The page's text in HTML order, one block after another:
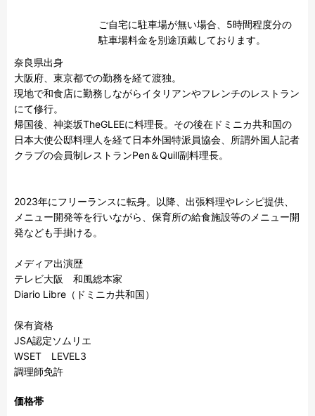
ご自宅に駐車場が無い場合、5時間程度分の
駐車場料金を別途頂戴しております。
奈良県出身
大阪府、東京都での勤務を経て渡独。
現地で和食店に勤務しながらイタリアンやフレンチのレストラン
にて修行。
帰国後、神楽坂TheGLEEに料理長。その後在ドミニカ共和国の
日本大使公邸料理人を経て日本外国特派員協会、所謂外国人記者
クラブの会員制レストランPen＆Quill副料理長。
2023年にフリーランスに転身。以降、出張料理やレシピ提供、
メニュー開発等を行いながら、保育所の給食施設等のメニュー開
発なども手掛ける。
メディア出演歴
テレビ大阪　和風総本家
Diario Libre（ドミニカ共和国）
保有資格
JSA認定ソムリエ
WSET　LEVEL3
価格帯